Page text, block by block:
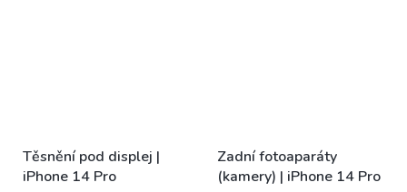
Těsnění pod displej |
iPhone 14 Pro
Zadní fotoaparáty
(kamery) | iPhone 14 Pro